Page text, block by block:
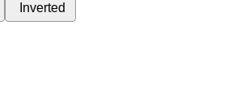
Inverted